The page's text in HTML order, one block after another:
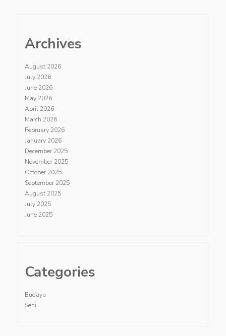
Archives
August 2026
July 2026
June 2026
May 2026
April 2026
March 2026
February 2026
January 2026
December 2025
November 2025
October 2025
September 2025
August 2025
July 2025
June 2025
Categories
Budaya
Seni